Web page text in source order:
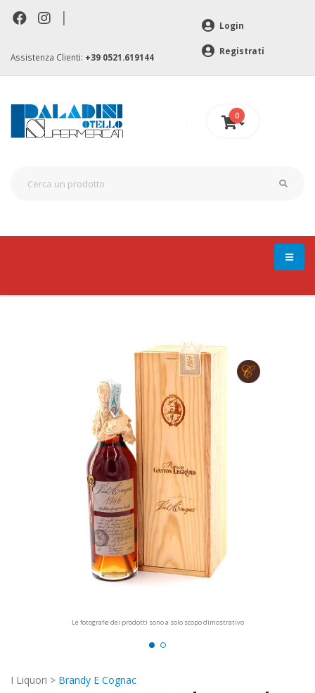
|
Assistenza Clienti: +39 0521.619144
Login
Registrati
0
Le fotografie dei prodotti sono a solo scopo dimostrativo
I Liquori > Brandy E Cognac